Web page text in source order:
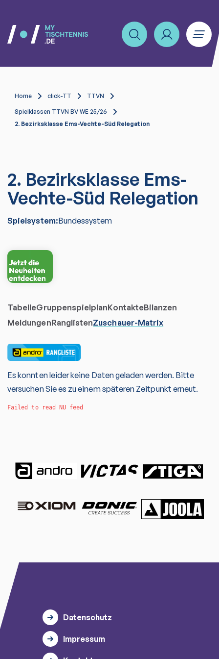
Home click-TT TTVN
Spielklassen TTVN BV WE 25/26
2. Bezirksklasse Ems-Vechte-Süd Relegation
2. Bezirksklasse Ems-
Vechte-Süd Relegation
Spielsystem:Bundessystem
TabelleGruppenspielplanKontakteBilanzen
MeldungenRanglistenZuschauer-Matrix
Es konnten leider keine Daten geladen werden. Bitte
versuchen Sie es zu einem späteren Zeitpunkt erneut.
Failed to read NU feed
Datenschutz
Impressum